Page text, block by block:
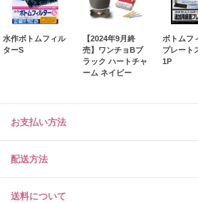
水作ボトムフィル
ターS
【2024年9月終
売】ワンチョBブ
ラック ハートチャ
ーム ネイビー
ボトムフ
プレート
1P
お支払い方法
配送方法
送料について